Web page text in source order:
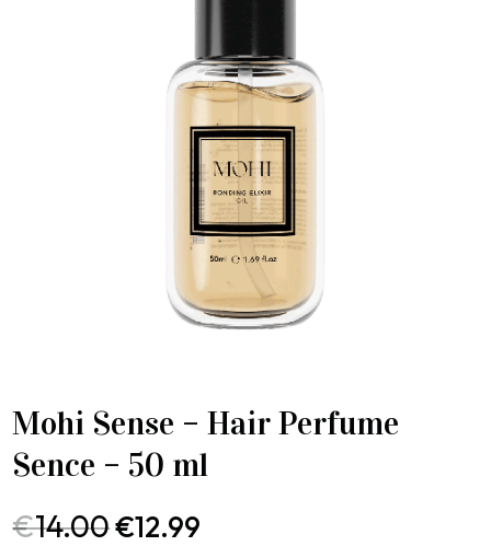
Mohi Sense – Hair Perfume
Sence – 50 ml
€14.00€12.99